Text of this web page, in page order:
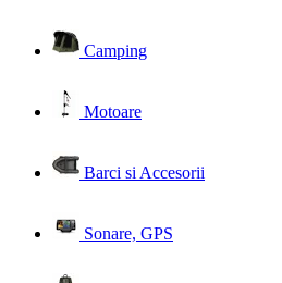
Camping
Motoare
Barci si Accesorii
Sonare, GPS